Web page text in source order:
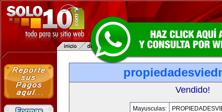
Vendido!
Mayusculas: